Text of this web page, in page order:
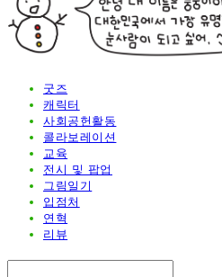
굿즈
캐릭터
사회공헌활동
콜라보레이션
교육
전시 및 팝업
그림일기
입점처
연혁
리뷰